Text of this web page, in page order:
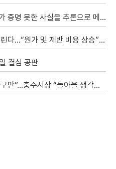
한 사실을 추론으로 메꿔” [현장영상]
원가 및 제반 비용 상승” [자막뉴스]
결심 공판
”…충주시장 “돌아올 생각은?”